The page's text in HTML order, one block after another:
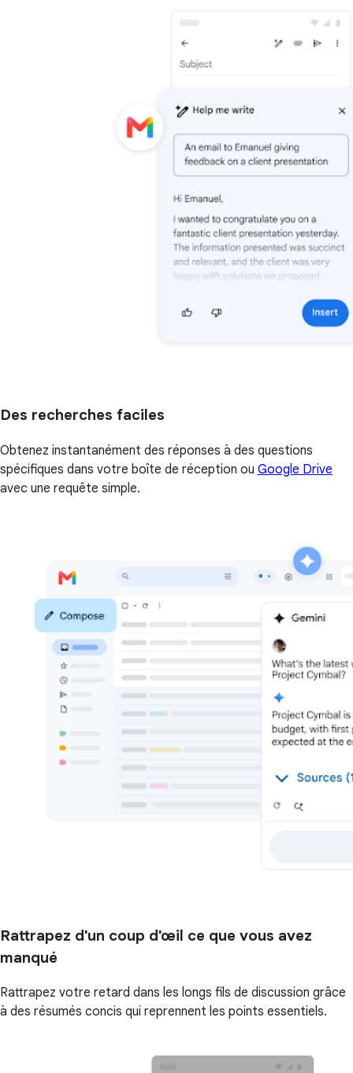
Des recherches faciles
Obtenez instantanément des réponses à des questions
spécifiques dans votre boîte de réception ou Google Drive
avec une requête simple.
Rattrapez d'un coup d'œil ce que vous avez
manqué
Rattrapez votre retard dans les longs fils de discussion grâce
à des résumés concis qui reprennent les points essentiels.